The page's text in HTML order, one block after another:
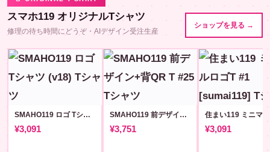
スマホ119 オリジナルTシャツ
修理の待ち時間にどうぞ・AIデザイン受注生産
ショップを見る →
SMAHO119 ロゴ Tシャツ (v18)
¥3,091
SMAHO119 前デザイン+背QR T #25
¥3,751 ¥3,091